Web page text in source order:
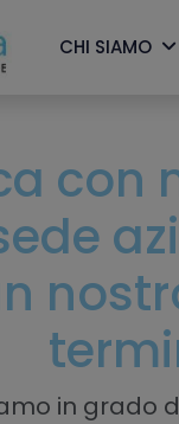
CHI SIAMO
con
in grado